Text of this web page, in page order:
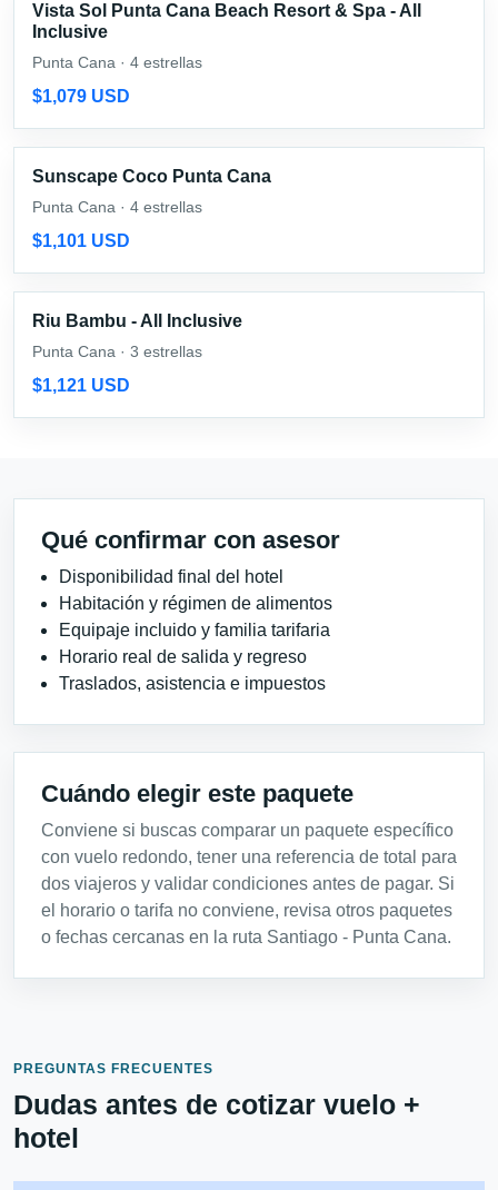
Vista Sol Punta Cana Beach Resort & Spa - All
Inclusive
Punta Cana · 4 estrellas
$1,079 USD
Sunscape Coco Punta Cana
Punta Cana · 4 estrellas
$1,101 USD
Riu Bambu - All Inclusive
Punta Cana · 3 estrellas
$1,121 USD
Qué confirmar con asesor
Disponibilidad final del hotel
Habitación y régimen de alimentos
Equipaje incluido y familia tarifaria
Horario real de salida y regreso
Traslados, asistencia e impuestos
Cuándo elegir este paquete
Conviene si buscas comparar un paquete específico
con vuelo redondo, tener una referencia de total para
dos viajeros y validar condiciones antes de pagar. Si
el horario o tarifa no conviene, revisa otros paquetes
o fechas cercanas en la ruta Santiago - Punta Cana.
PREGUNTAS FRECUENTES
Dudas antes de cotizar vuelo +
hotel